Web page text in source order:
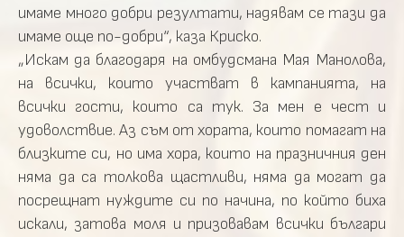
имаме много добри резултати, надявам се тази да
имаме още по-добри“, каза Криско.
„Искам да благодаря на омбудсмана Мая Манолова,
на всички, които участват в кампанията, на
всички гости, които са тук. За мен е чест и
удоволствие. Аз съм от хората, които помагат на
близките си, но има хора, които на празничния ден
няма да са толкова щастливи, няма да могат да
посрещнат нуждите си по начина, по който биха
искали, затова моля и призовавам всички българи